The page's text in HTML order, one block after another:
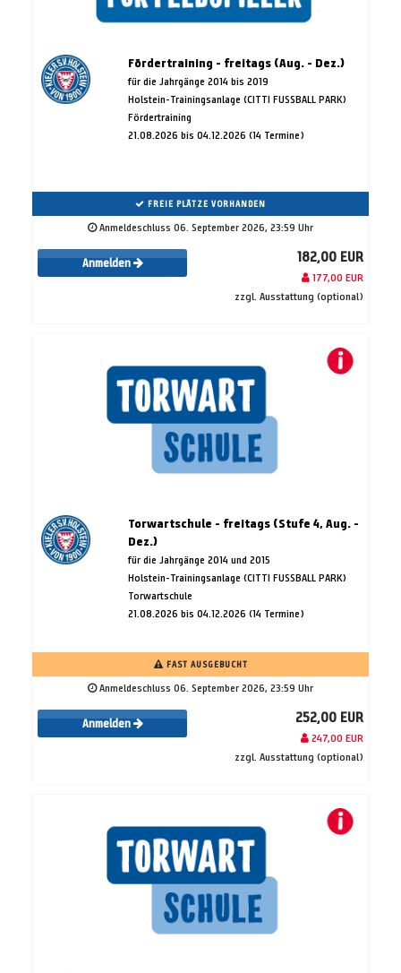
Fördertraining - freitags (Aug. - Dez.)
für die Jahrgänge 2014 bis 2019
Holstein-Trainingsanlage (CITTI FUSSBALL PARK)
Fördertraining
21.08.2026 bis 04.12.2026 (14 Termine)
FREIE PLÄTZE VORHANDEN
Anmeldeschluss 06. September 2026, 23:59 Uhr
Anmelden 182,00 EUR
177,00 EUR
zzgl. Ausstattung (optional)
Torwartschule - freitags (Stufe 4, Aug. -
Dez.)
für die Jahrgänge 2014 und 2015
Holstein-Trainingsanlage (CITTI FUSSBALL PARK)
Torwartschule
21.08.2026 bis 04.12.2026 (14 Termine)
FAST AUSGEBUCHT
Anmeldeschluss 06. September 2026, 23:59 Uhr
Anmelden 252,00 EUR
247,00 EUR
zzgl. Ausstattung (optional)